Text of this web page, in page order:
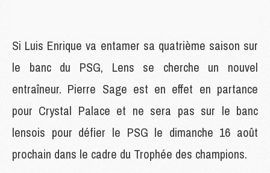
Si Luis Enrique va entamer sa quatrième saison sur
le banc du PSG, Lens se cherche un nouvel
entraîneur. Pierre Sage est en effet en partance
pour Crystal Palace et ne sera pas sur le banc
lensois pour défier le PSG le dimanche 16 août
prochain dans le cadre du Trophée des champions.